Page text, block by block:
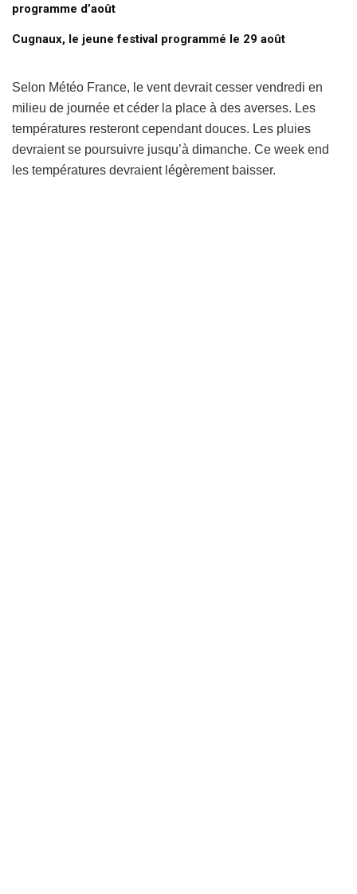
programme d’août
Cugnaux, le jeune festival programmé le 29 août
Selon Météo France, le vent devrait cesser vendredi en
milieu de journée et céder la place à des averses. Les
températures resteront cependant douces. Les pluies
devraient se poursuivre jusqu’à dimanche. Ce week end
les températures devraient légèrement baisser.